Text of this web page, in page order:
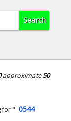
approximate50
for " 0544